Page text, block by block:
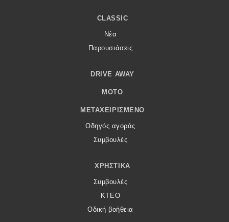
CLASSIC
Νέα
Παρουσιάσεις
DRIVE AWAY
MOTO
ΜΕΤΑΧΕΙΡΙΣΜΈΝΟ
Οδηγός αγοράς
Συμβουλές
ΧΡΗΣΤΙΚΆ
Συμβουλές
ΚΤΕΟ
Οδική βοήθεια